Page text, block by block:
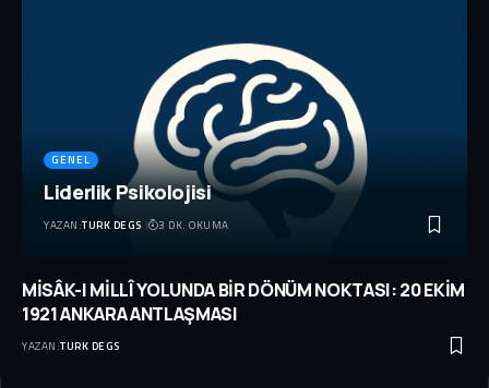
GENEL
Liderlik Psikolojisi
YAZAN:TURK DEGS 3 DK. OKUMA
MİSÂK-I MİLLÎ YOLUNDA BİR DÖNÜM NOKTASI: 20 EKİM
1921 ANKARA ANTLAŞMASI
YAZAN:TURK DEGS